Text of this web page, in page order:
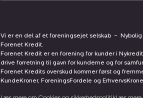
Vi er en del af et foreningsejet selskab –
Forenet Kredit.
Forenet Kredit er en forening for kunder i
drive forretning til gavn for kunderne og for
Forenet Kredits overskud kommer først og
KundeKroner, ForeningsFordele og